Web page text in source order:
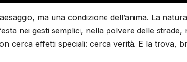
ma una condizione dell’anima. La natura
nei gesti semplici, nella polvere delle strade,
cerca effetti speciali: cerca verità. E la trova,